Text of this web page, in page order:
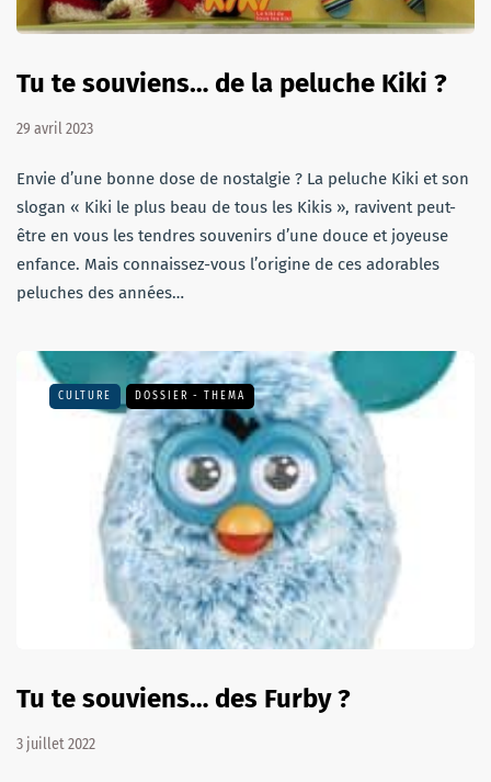
Tu te souviens… de la peluche Kiki ?
29 avril 2023
Envie d’une bonne dose de nostalgie ? La peluche Kiki et son
slogan « Kiki le plus beau de tous les Kikis », ravivent peut-
être en vous les tendres souvenirs d’une douce et joyeuse
enfance. Mais connaissez-vous l’origine de ces adorables
peluches des années…
CULTURE DOSSIER - THEMA
Tu te souviens… des Furby ?
3 juillet 2022